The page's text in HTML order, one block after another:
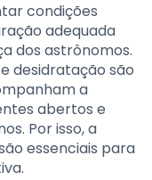
condições
adequada
dos astrônomos.
desidratação são
a
abertos e
Por isso, a
essenciais para